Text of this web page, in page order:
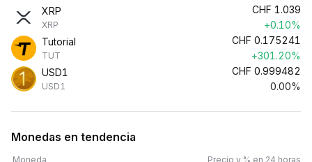
XRP
XRP
CHF 1.039
+0.10%
Tutorial
TUT
CHF 0.175241
+301.20%
USD1
USD1
CHF 0.999482
0.00%
Monedas en tendencia
Moneda Precio y % en 24 horas